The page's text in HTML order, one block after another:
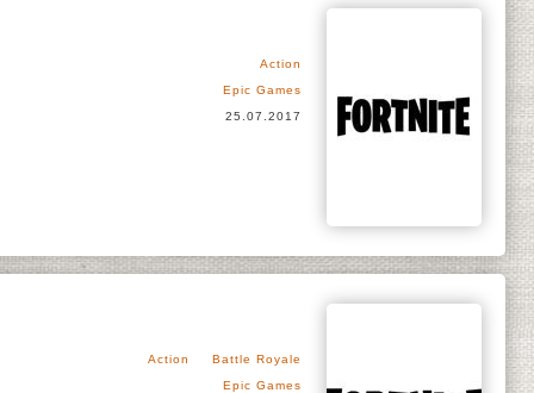
Action
Epic Games
25.07.2017
Action
Battle Royale
Epic Games